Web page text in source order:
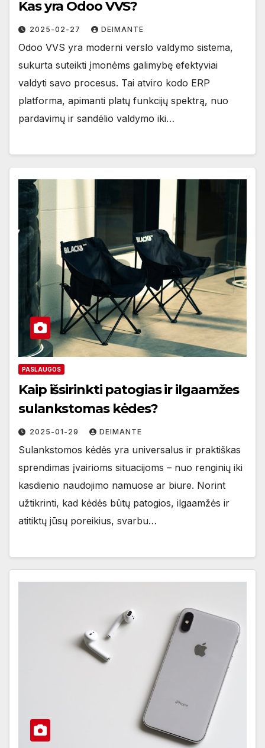
Kas yra Odoo VVS?
2025-02-27 DEIMANTE
Odoo VVS yra moderni verslo valdymo sistema,
sukurta suteikti įmonėms galimybę efektyviai
valdyti savo procesus. Tai atviro kodo ERP
platforma, apimanti platų funkcijų spektrą, nuo
pardavimų ir sandėlio valdymo iki…
PASLAUGOS
Kaip išsirinkti patogias ir ilgaamžes
sulankstomas kėdes?
2025-01-29 DEIMANTE
Sulankstomos kėdės yra universalus ir praktiškas
sprendimas įvairioms situacijoms – nuo renginių iki
kasdienio naudojimo namuose ar biure. Norint
užtikrinti, kad kėdės būtų patogios, ilgaamžės ir
atitiktų jūsų poreikius, svarbu…